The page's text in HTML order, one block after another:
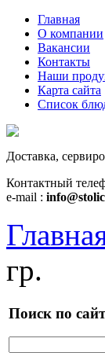
Главная
О компании
Вакансии
Контакты
Наши
Карта сайта
Список
Доставка,
Контактный
e-mail :
гр.
Поиск по